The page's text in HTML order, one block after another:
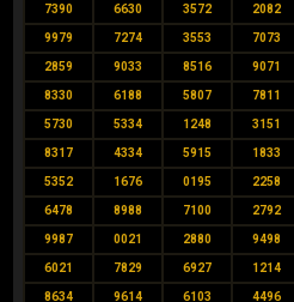
7390 6630 3572 2082
9979 7274 3553 7073
2859 9033 8516 9071
8330 6188 5807 7811
5730 5334 1248 3151
8317 4334 5915 1833
5352 1676 0195 2258
6478 8988 7100 2792
9987 0021 2880 9498
6021 7829 6927 1214
8634 9614 6103 4496